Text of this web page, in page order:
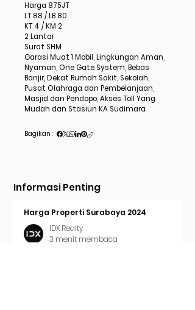
Harga 875JT
LT 88 / LB 80
KT 4 / KM 2
2 Lantai
Surat SHM
Garasi Muat 1 Mobil, Lingkungan Aman,
Nyaman, One Gate System, Bebas
Banjir, Dekat Rumah Sakit, Sekolah,
Pusat Olahraga dan Pembelanjaan,
Masjid dan Pendopo, Akses Toll Yang
Mudah dan Stasiun KA Sudimara
Bagikan :
Informasi Penting
Harga Properti Surabaya 2024
IDX Realty
3 menit membaca